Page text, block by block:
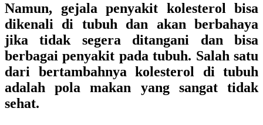
Namun, gejala penyakit kolesterol bisa
dikenali di tubuh dan akan berbahaya
jika tidak segera ditangani dan bisa
berbagai penyakit pada tubuh. Salah satu
dari bertambahnya kolesterol di tubuh
adalah pola makan yang sangat tidak
sehat.